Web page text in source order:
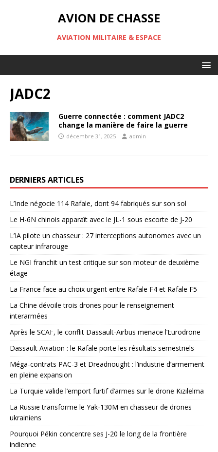
AVION DE CHASSE
AVIATION MILITAIRE & ESPACE
JADC2
Guerre connectée : comment JADC2
change la manière de faire la guerre
décembre 31, 2025 admin
DERNIERS ARTICLES
L’Inde négocie 114 Rafale, dont 94 fabriqués sur son sol
Le H-6N chinois apparaît avec le JL-1 sous escorte de J-20
L’IA pilote un chasseur : 27 interceptions autonomes avec un
capteur infrarouge
Le NGI franchit un test critique sur son moteur de deuxième
étage
La France face au choix urgent entre Rafale F4 et Rafale F5
La Chine dévoile trois drones pour le renseignement
interarmées
Après le SCAF, le conflit Dassault-Airbus menace l’Eurodrone
Dassault Aviation : le Rafale porte les résultats semestriels
Méga-contrats PAC-3 et Dreadnought : l’industrie d’armement
en pleine expansion
La Turquie valide l’emport furtif d’armes sur le drone Kızılelma
La Russie transforme le Yak-130M en chasseur de drones
ukrainiens
Pourquoi Pékin concentre ses J-20 le long de la frontière
indienne